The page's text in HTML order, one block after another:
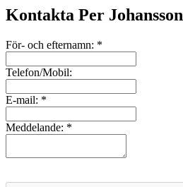
Kontakta Per Johansson
För- och efternamn: *
Telefon/Mobil:
E-mail: *
Meddelande: *